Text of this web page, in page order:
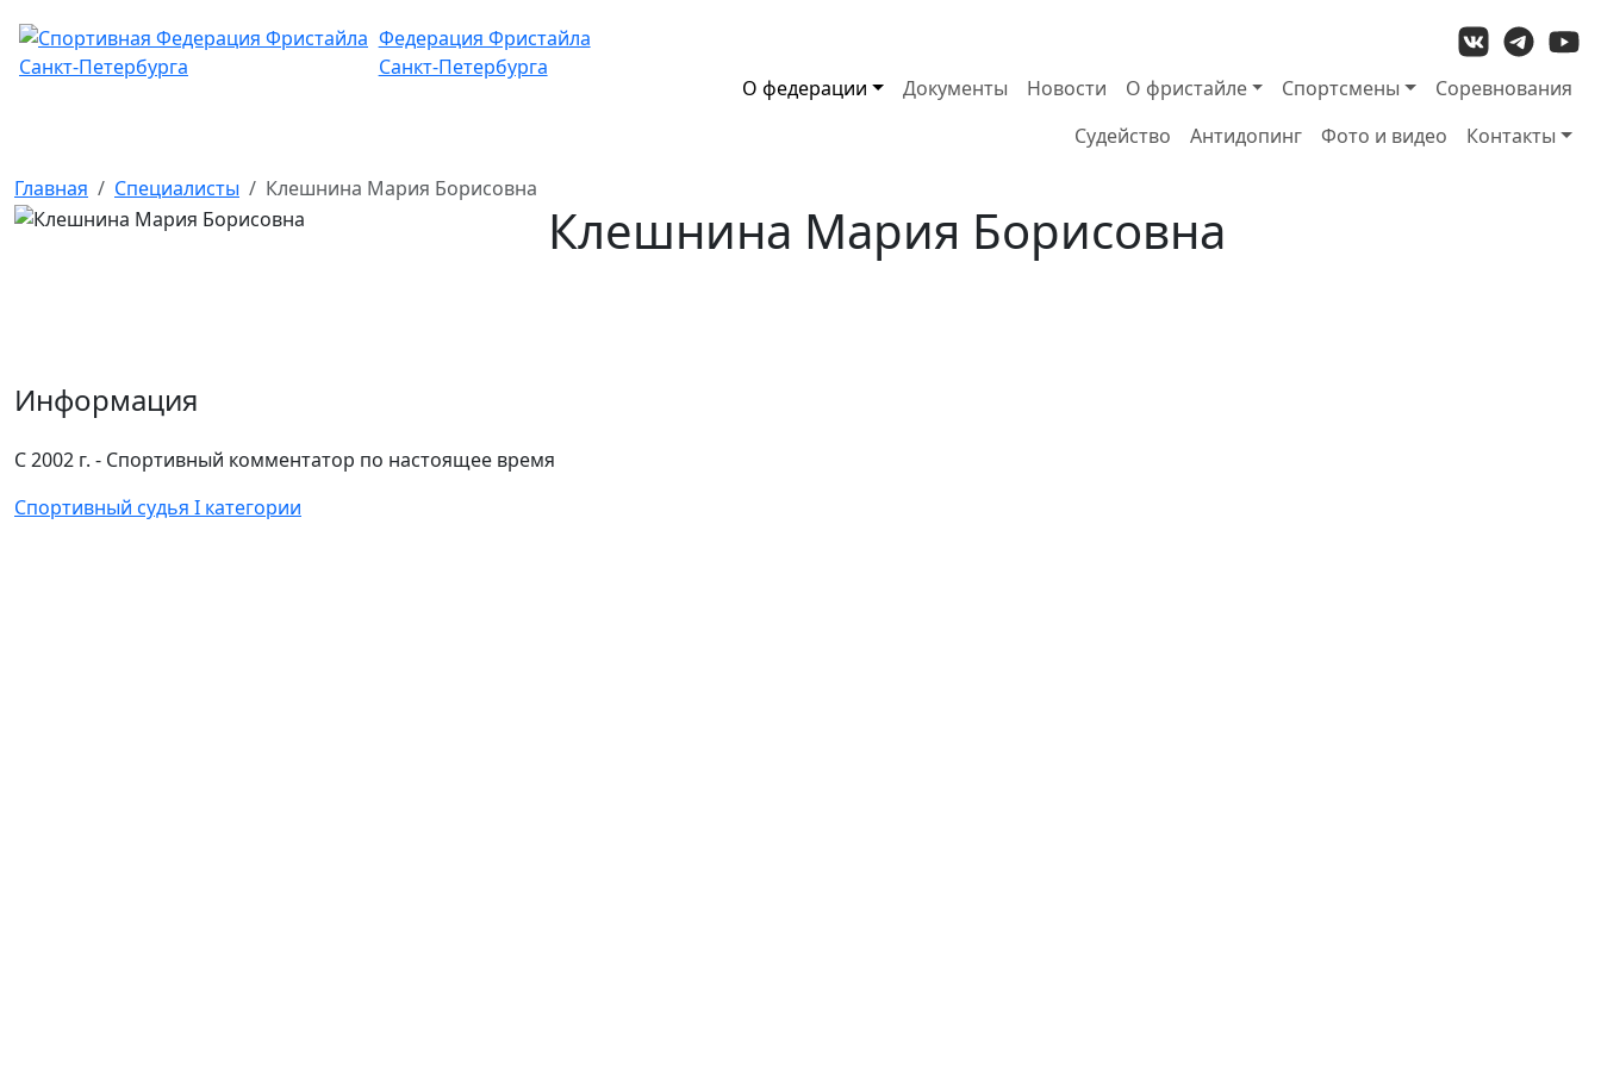
Федерация Фристайла
Санкт-Петербурга
О федерации
Документы Новости О фристайле Спортсмены
Соревнования
Судейство
Антидопинг Фото и видео
Контакты
Главная
Специалисты Клешнина Мария Борисовна
Клешнина Мария Борисовна
Информация
С 2002 г. - Спортивный комментатор по настоящее время
Спортивный судья I категории